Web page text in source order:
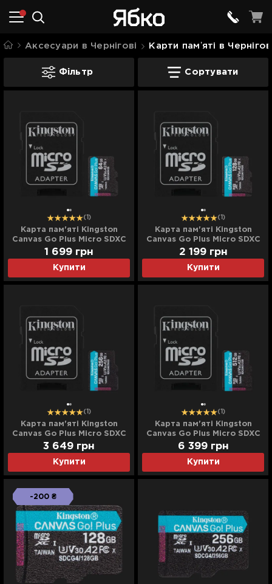
Аксесуари в Чернігові Карти памʼяті в
Карти памʼяті в Чернігові
Фільтр Сортувати
(1)
Карта пам'яті Kingston
Canvas Go Plus Micro SDXC
64GB (SDCG4/64GB)
Купити
1 699 грн
(1)
Карта пам'яті Kingston
Canvas Go Plus Micro SDXC
128GB (SDCG4/128GB)
Купити
2 199 грн
(1)
Карта пам'яті Kingston
Canvas Go Plus Micro SDXC
256GB (SDCG4/256GB)
Купити
3 649 грн
(1)
Карта пам'яті Kingston
Canvas Go Plus Micro SDXC
512GB (SDCG4/512GB)
Купити
6 399 грн
-200 ₴